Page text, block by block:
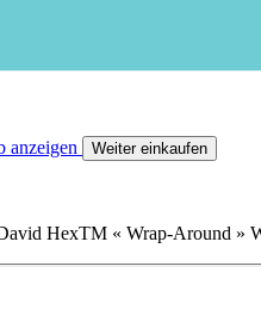
anzeigen Weiter einkaufen
HexTM « Wrap-Around »